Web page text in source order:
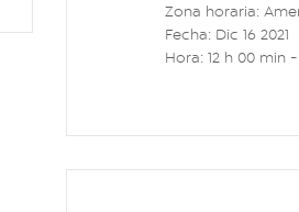
Zona horaria:
Fecha: Dic 16 2021
Hora:12 h 00 min